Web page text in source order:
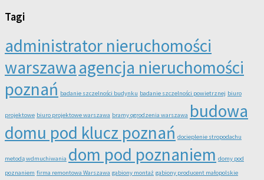
Tagi
administrator nieruchomości
warszawaagencja nieruchomości
poznań badanie szczelności budynku badanie szczelności powietrznej biuro
projektowe biuro projektowe warszawa bramy ogrodzenia warszawa budowa
domu pod klucz poznań docieplenie stropodachu
metodą wdmuchiwania dom pod poznaniem domy pod
poznaniem firma remontowa Warszawa gabiony montaż gabiony producent małopolskie